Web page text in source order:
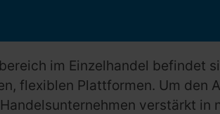
im Einzelhandel befindet
flexiblen Plattformen. Um den
verstärkt in